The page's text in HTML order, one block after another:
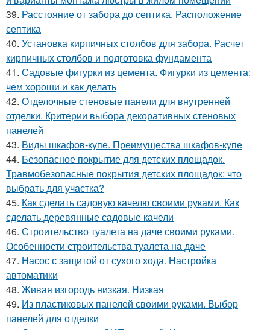
39. Расстояние от забора до септика. Расположение
септика
40. Установка кирпичных столбов для забора. Расчет
кирпичных столбов и подготовка фундамента
41. Садовые фигурки из цемента. Фигурки из цемента:
чем хороши и как делать
42. Отделочные стеновые панели для внутренней
отделки. Критерии выбора декоративных стеновых
панелей
43. Виды шкафов-купе. Преимущества шкафов-купе
44. Безопасное покрытие для детских площадок.
Травмобезопасные покрытия детских площадок: что
выбрать для участка?
45. Как сделать садовую качелю своими руками. Как
сделать деревянные садовые качели
46. Строительство туалета на даче своими руками.
Особенности строительства туалета на даче
47. Насос с защитой от сухого хода. Настройка
автоматики
48. Живая изгородь низкая. Низкая
49. Из пластиковых панелей своими руками. Выбор
панелей для отделки